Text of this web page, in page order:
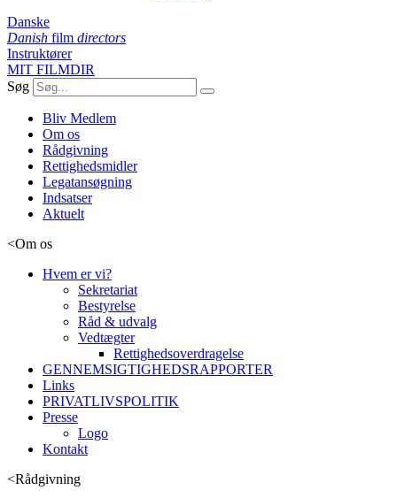
Danske
Danish film directors
Instruktører
MIT FILMDIR
Søg
Bliv Medlem
Om os
Rådgivning
Rettighedsmidler
Legatansøgning
Indsatser
Aktuelt
<Om os
Hvem er vi?
Sekretariat
Bestyrelse
Råd & udvalg
Vedtægter
Rettighedsoverdragelse
GENNEMSIGTIGHEDSRAPPORTER
Links
PRIVATLIVSPOLITIK
Presse
Logo
Kontakt
<Rådgivning